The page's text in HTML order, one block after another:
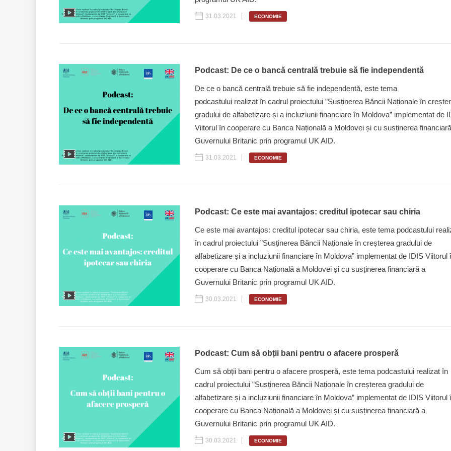
31.03.2021 ECONOMIE
Podcast: De ce o bancă centrală trebuie să fie independentă
De ce o bancă centrală trebuie să fie independentă, este tema
podcastului realizat în cadrul proiectului ”Susținerea Băncii Naționale în
gradului de alfabetizare și a incluziunii financiare în Moldova” implementat de
Viitorul în cooperare cu Banca Națională a Moldovei și cu susținerea
Guvernului Britanic prin programul UK AID.
31.03.2021 ECONOMIE
Podcast: Ce este mai avantajos: creditul ipotecar sau chiria
Ce este mai avantajos: creditul ipotecar sau chiria, este tema podcastului
în cadrul proiectului ”Susținerea Băncii Naționale în creșterea gradului de
alfabetizare și a incluziunii financiare în Moldova” implementat de IDIS Viitorul
cooperare cu Banca Națională a Moldovei și cu susținerea financiară a
Guvernului Britanic prin programul UK AID.
30.03.2021 ECONOMIE
Podcast: Cum să obții bani pentru o afacere prosperă
Cum să obții bani pentru o afacere prosperă, este tema podcastului realizat în
cadrul proiectului ”Susținerea Băncii Naționale în creșterea gradului de
alfabetizare și a incluziunii financiare în Moldova” implementat de IDIS Viitorul
cooperare cu Banca Națională a Moldovei și cu susținerea financiară a
Guvernului Britanic prin programul UK AID.
30.03.2021 ECONOMIE